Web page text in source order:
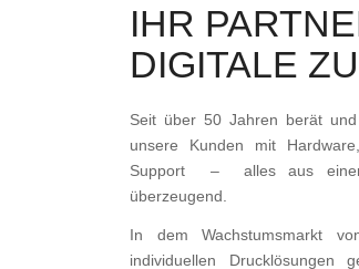
IHR
DIGITALE
Seit über 50 Jahren berät
unsere Kunden mit
Support – alles aus einer
überzeugend.
In dem Wachstumsmarkt
individuellen